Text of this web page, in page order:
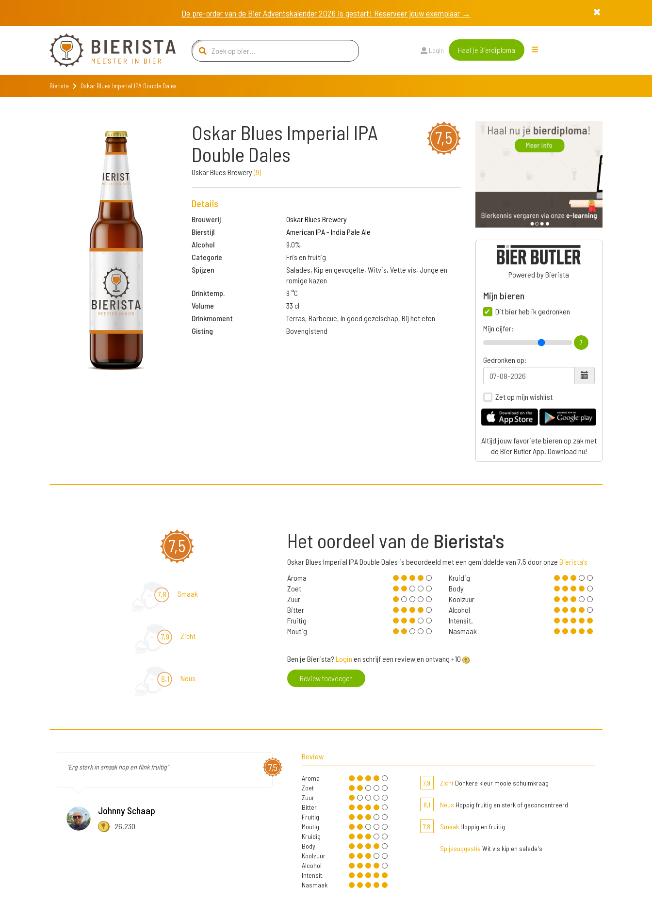
De pre-order van de Bier Adventskalender 2026 is gestart! Reserveer jouw exemplaar →
Login Haal je Bierdiploma
Bierista Oskar Blues Imperial IPA Double Dales
7,5
Oskar Blues Imperial IPA
Double Dales
Oskar Blues Brewery(9)
Details
Brouwerij
Oskar Blues Brewery
Bierstijl
American IPA - India Pale Ale
Alcohol
9.0%
Categorie
Fris en fruitig
Spijzen
Salades, Kip en gevogelte, Witvis, Vette vis, Jonge en
romige kazen
Drinktemp.
9 °C
Volume
33 cl
Drinkmoment
Terras, Barbecue, In goed gezelschap, Bij het eten
Gisting
Bovengistend
Powered by Bierista
Mijn bieren
Dit bier heb ik gedronken
Mijn cijfer:
7
Gedronken op:
Zet op mijn wishlist
Altijd jouw favoriete bieren op zak met
de Bier Butler App. Download nu!
7,5
7,8 Smaak
7,9 Zicht
8,1 Neus
Het oordeel van de Bierista's
Oskar Blues Imperial IPA Double Dales is beoordeeld met een gemiddelde van 7,5 door onze Bierista's
Aroma
Zoet
Zuur
Bitter
Fruitig
Moutig
Kruidig
Body
Koolzuur
Alcohol
Intensit.
Nasmaak
Ben je Bierista? Login en schrijf een review en ontvang +10
Review toevoegen
7,5
"Erg sterk in smaak hop en flink fruitig"
Johnny Schaap
26.230
Review
Aroma
Zoet
Zuur
Bitter
Fruitig
Moutig
Kruidig
Body
Koolzuur
Alcohol
Intensit.
Nasmaak
7,9 ZichtDonkere kleur mooie schuimkraag
8,1 Neus Hoppig fruitig en sterk of geconcentreerd
7,8 SmaakHoppig en fruitig
Spijssuggestie Wit vis kip en salade's